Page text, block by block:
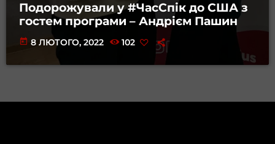
Подорожували у #ЧасСпік до США з
гостем програми – Андрієм Пашин
today 8 ЛЮТОГО, 2022 102